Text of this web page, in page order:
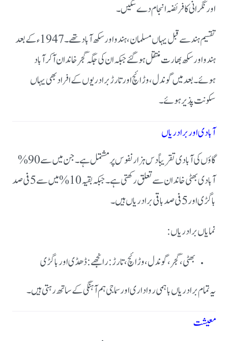
اور نگرانی کا فریضہ انجام دے سکیں۔
تقسیم ہند سے قبل یہاں مسلمان، ہندو اور سکھ آباد تھے۔ 1947ء کے بعد
ہندو اور سکھ بھارت منتقل ہو گئے جبکہ ان کی جگہ گجر خاندان آ کر آباد
ہوئے۔ بعد میں گوندل، وڑائچ اور تارڑ برادریوں کے افراد بھی یہاں
سکونت پذیر ہوئے۔
آبادی اور برادریاں
گاؤں کی آبادی تقریباً دس ہزار نفوس پر مشتمل ہے۔ جن میں سے 90%
آبادی بھٹی خاندان سے تعلق رکھتی ہے۔ جبکہ بقیہ 10 % میں سے 5 فی صد
باگڑی اور 5 فی صد باقی برادریاں ہیں ۔
نمایاں برادریاں:
بھٹی ،گجر ،گوندل ،وڑائچ ،تارڑ : رانجھے : ڈھڈی اورباگڑی
یہ تمام برادریاں باہمی رواداری اور سماجی ہم آہنگی کے ساتھ رہتی ہیں۔
معیشت